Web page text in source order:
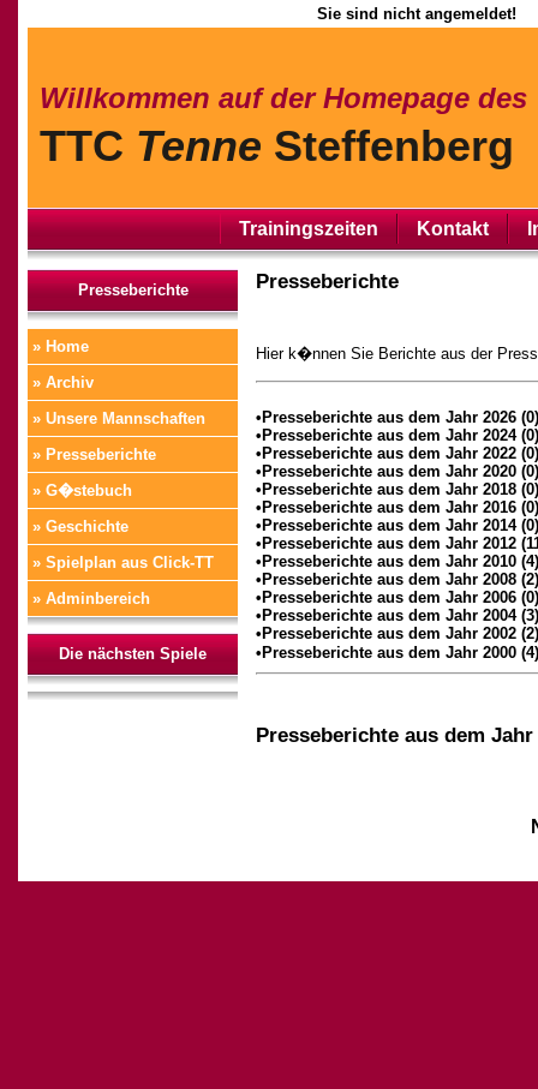
Sie sind nicht angemeldet!
Willkommen auf der Homepage des
TTC Tenne Steffenberg
Trainingszeiten Kontakt
Presseberichte
» Home
» Archiv
» Unsere Mannschaften
» Presseberichte
» G�stebuch
» Geschichte
» Spielplan aus Click-TT
» Adminbereich
Die nächsten Spiele
Presseberichte
Hier k�nnen Sie Berichte aus der
•Presseberichte aus dem Jahr 2026 (0)
•Presseberichte aus dem Jahr 2024 (0)
•Presseberichte aus dem Jahr 2022 (0)
•Presseberichte aus dem Jahr 2020 (0)
•Presseberichte aus dem Jahr 2018 (0)
•Presseberichte aus dem Jahr 2016 (0)
•Presseberichte aus dem Jahr 2014 (0)
•Presseberichte aus dem Jahr 2012
•Presseberichte aus dem Jahr 2010 (4)
•Presseberichte aus dem Jahr 2008 (2)
•Presseberichte aus dem Jahr 2006 (0)
•Presseberichte aus dem Jahr 2004 (3)
•Presseberichte aus dem Jahr 2002 (2)
•Presseberichte aus dem Jahr 2000 (4)
Presseberichte aus dem Jahr